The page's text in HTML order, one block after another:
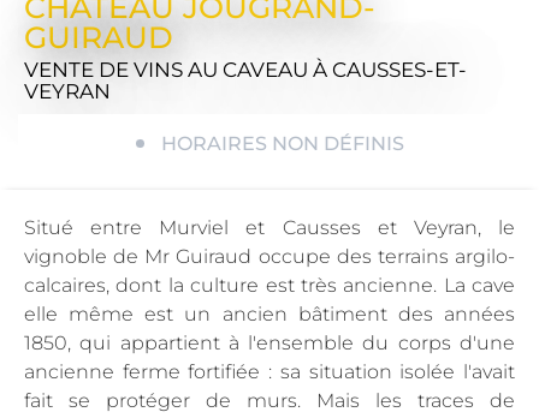
GUIRAUD
VENTE DE VINS AU CAVEAU À CAUSSES-ET-
VEYRAN
HORAIRES NON DÉFINIS
Situé entre Murviel et Causses et Veyran, le
vignoble de Mr Guiraud occupe des terrains argilo-
calcaires, dont la culture est très ancienne. La cave
elle même est un ancien bâtiment des années
1850, qui appartient à l'ensemble du corps d'une
ancienne ferme fortifiée : sa situation isolée l'avait
fait se protéger de murs. Mais les traces de